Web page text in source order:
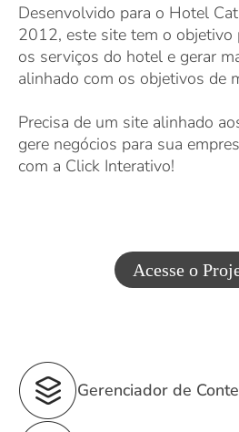
Desenvolvido para o Hotel
2012, este site tem o objetivo
os serviços do hotel e gerar
alinhado com os objetivos de
Precisa de um site alinhado
gere negócios para sua
com a Click Interativo!
Acesse o
Gerenciador de